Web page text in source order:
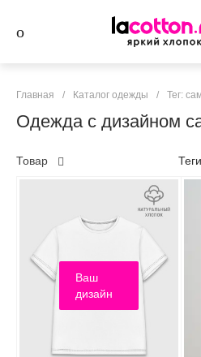
Главная / Каталог одежды / Тег:
Одежда с дизайном
Товар Теги
Ваш
дизайн